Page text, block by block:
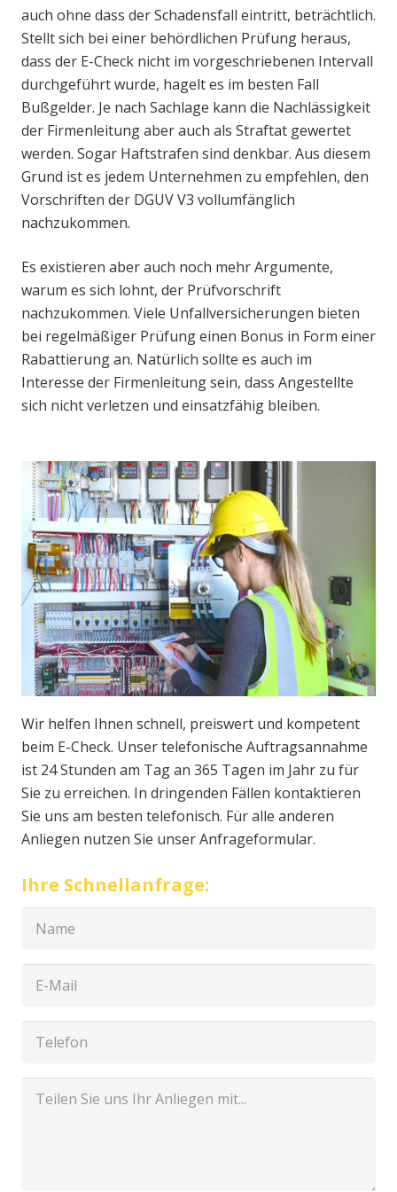
auch ohne dass der Schadensfall eintritt, beträchtlich.
Stellt sich bei einer behördlichen Prüfung heraus,
dass der E-Check nicht im vorgeschriebenen Intervall
durchgeführt wurde, hagelt es im besten Fall
Bußgelder. Je nach Sachlage kann die Nachlässigkeit
der Firmenleitung aber auch als Straftat gewertet
werden. Sogar Haftstrafen sind denkbar. Aus diesem
Grund ist es jedem Unternehmen zu empfehlen, den
Vorschriften der DGUV V3 vollumfänglich
nachzukommen.
Es existieren aber auch noch mehr Argumente,
warum es sich lohnt, der Prüfvorschrift
nachzukommen. Viele Unfallversicherungen bieten
bei regelmäßiger Prüfung einen Bonus in Form einer
Rabattierung an. Natürlich sollte es auch im
Interesse der Firmenleitung sein, dass Angestellte
sich nicht verletzen und einsatzfähig bleiben.
Wir helfen Ihnen schnell, preiswert und kompetent
beim E-Check. Unser telefonische Auftragsannahme
ist 24 Stunden am Tag an 365 Tagen im Jahr zu für
Sie zu erreichen. In dringenden Fällen kontaktieren
Sie uns am besten telefonisch. Für alle anderen
Anliegen nutzen Sie unser Anfrageformular.
Ihre Schnellanfrage: